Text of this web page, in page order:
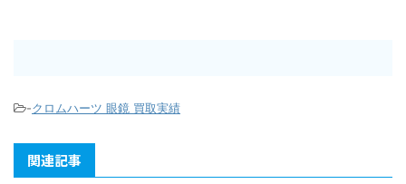
-クロムハーツ 眼鏡 買取実績
関連記事